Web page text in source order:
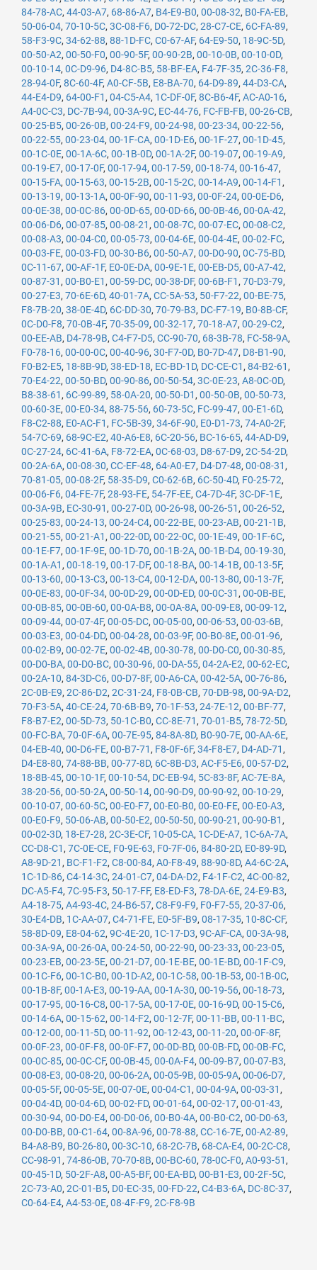
84-78-AC, 44-03-A7, 68-86-A7, B4-E9-B0, 00-08-32, B0-FA-EB,
50-06-04, 70-10-5C, 3C-08-F6, D0-72-DC, 28-C7-CE, 6C-FA-89,
58-F3-9C, 34-62-88, 88-1D-FC, C0-67-AF, 64-E9-50, 18-9C-5D,
00-50-A2, 00-50-F0, 00-90-5F, 00-90-2B, 00-10-0B, 00-10-0D,
00-10-14, 0C-D9-96, D4-8C-B5, 58-BF-EA, F4-7F-35, 2C-36-F8,
28-94-0F, 8C-60-4F, A0-CF-5B, E8-BA-70, 64-D9-89, 44-D3-CA,
44-E4-D9, 64-00-F1 , 04-C5-A4, 1C-DF-0F, 8C-B6-4F, AC-A0-16,
A4-0C-C3, DC-7B-94, 00-3A-9C, EC-44-76, FC-FB-FB, 00-26-CB,
00-25-B5, 00-26-0B, 00-24-F9, 00-24-98, 00-23-34, 00-22-56,
00-22-55, 00-23-04, 00-1F-CA, 00-1D-E6, 00-1F-27, 00-1D-45,
00-1C-0E, 00-1A-6C, 00-1B-0D, 00-1A-2F, 00-19-07, 00-19-A9,
00-19-E7, 00-17-0F, 00-17-94, 00-17-59, 00-18-74, 00-16-47,
00-15-FA, 00-15-63, 00-15-2B, 00-15-2C, 00-14-A9, 00-14-F1 ,
00-13-19, 00-13-1A, 00-0F-90, 00-11-93, 00-0F-24, 00-0E-D6,
00-0E-38, 00-0C-86, 00-0D-65, 00-0D-66, 00-0B-46, 00-0A-42,
00-06-D6, 00-07-85, 00-08-21 , 00-08-7C, 00-07-EC, 00-08-C2,
00-08-A3, 00-04-C0, 00-05-73, 00-04-6E, 00-04-4E, 00-02-FC,
00-03-FE, 00-03-FD, 00-30-B6, 00-50-A7, 00-D0-90, 0C-75-BD,
0C-11-67, 00-AF-1F, E0-0E-DA, 00-9E-1E, 00-EB-D5, 00-A7-42,
00-87-31 , 00-B0-E1 , 00-59-DC, 00-38-DF, 00-6B-F1 , 70-D3-79,
00-27-E3, 70-6E-6D, 40-01-7A, CC-5A-53, 50-F7-22, 00-BE-75,
F8-7B-20, 38-0E-4D, 6C-DD-30, 70-79-B3, DC-F7-19, B0-8B-CF,
0C-D0-F8, 70-0B-4F, 70-35-09, 00-32-17, 70-18-A7, 00-29-C2,
00-EE-AB, D4-78-9B, C4-F7-D5, CC-90-70, 68-3B-78, FC-58-9A,
F0-78-16, 00-00-0C, 00-40-96, 30-F7-0D, B0-7D-47, D8-B1-90,
F0-B2-E5, 18-8B-9D, 38-ED-18, EC-BD-1D, DC-CE-C1 , 84-B2-61 ,
70-E4-22, 00-50-BD, 00-90-86, 00-50-54, 3C-0E-23, A8-0C-0D,
B8-38-61 , 6C-99-89, 58-0A-20, 00-50-D1 , 00-50-0B, 00-50-73,
00-60-3E, 00-E0-34, 88-75-56, 60-73-5C, FC-99-47, 00-E1-6D,
F8-C2-88, E0-AC-F1 , FC-5B-39, 34-6F-90, E0-D1-73, 74-A0-2F,
54-7C-69, 68-9C-E2, 40-A6-E8, 6C-20-56, BC-16-65, 44-AD-D9,
0C-27-24, 6C-41-6A, F8-72-EA, 0C-68-03, D8-67-D9, 2C-54-2D,
00-2A-6A, 00-08-30, CC-EF-48, 64-A0-E7, D4-D7-48, 00-08-31 ,
70-81-05, 00-08-2F, 58-35-D9, C0-62-6B, 6C-50-4D, F0-25-72,
00-06-F6, 04-FE-7F, 28-93-FE, 54-7F-EE, C4-7D-4F, 3C-DF-1E,
00-3A-9B, EC-30-91 , 00-27-0D, 00-26-98, 00-26-51 , 00-26-52,
00-25-83, 00-24-13, 00-24-C4, 00-22-BE, 00-23-AB, 00-21-1B,
00-21-55, 00-21-A1 , 00-22-0D, 00-22-0C, 00-1E-49, 00-1F-6C,
00-1E-F7, 00-1F-9E, 00-1D-70, 00-1B-2A, 00-1B-D4, 00-19-30,
00-1A-A1 , 00-18-19, 00-17-DF, 00-18-BA, 00-14-1B, 00-13-5F,
00-13-60, 00-13-C3, 00-13-C4, 00-12-DA, 00-13-80, 00-13-7F,
00-0E-83, 00-0F-34, 00-0D-29, 00-0D-ED, 00-0C-31 , 00-0B-BE,
00-0B-85, 00-0B-60, 00-0A-B8, 00-0A-8A, 00-09-E8, 00-09-12,
00-09-44, 00-07-4F, 00-05-DC, 00-05-00, 00-06-53, 00-03-6B,
00-03-E3, 00-04-DD, 00-04-28, 00-03-9F, 00-B0-8E, 00-01-96,
00-02-B9, 00-02-7E, 00-02-4B, 00-30-78, 00-D0-C0, 00-30-85,
00-D0-BA, 00-D0-BC, 00-30-96, 00-DA-55, 04-2A-E2, 00-62-EC,
00-2A-10, 84-3D-C6, 00-D7-8F, 00-A6-CA, 00-42-5A, 00-76-86,
2C-0B-E9, 2C-86-D2, 2C-31-24, F8-0B-CB, 70-DB-98, 00-9A-D2,
70-F3-5A, 40-CE-24, 70-6B-B9, 70-1F-53, 24-7E-12, 00-BF-77,
F8-B7-E2, 00-5D-73, 50-1C-B0, CC-8E-71 , 70-01-B5, 78-72-5D,
00-FC-BA, 70-0F-6A, 00-7E-95, 84-8A-8D, B0-90-7E, 00-AA-6E,
04-EB-40, 00-D6-FE, 00-B7-71 , F8-0F-6F, 34-F8-E7, D4-AD-71 ,
D4-E8-80, 74-88-BB, 00-77-8D, 6C-8B-D3, AC-F5-E6, 00-57-D2,
18-8B-45, 00-10-1F, 00-10-54, DC-EB-94, 5C-83-8F, AC-7E-8A,
38-20-56, 00-50-2A, 00-50-14, 00-90-D9, 00-90-92, 00-10-29,
00-10-07, 00-60-5C, 00-E0-F7, 00-E0-B0, 00-E0-FE, 00-E0-A3,
00-E0-F9, 50-06-AB, 00-50-E2, 00-50-50, 00-90-21 , 00-90-B1 ,
00-02-3D, 18-E7-28, 2C-3E-CF, 10-05-CA, 1C-DE-A7, 1C-6A-7A,
CC-D8-C1 , 7C-0E-CE, F0-9E-63, F0-7F-06, 84-80-2D, E0-89-9D,
A8-9D-21 , BC-F1-F2, C8-00-84, A0-F8-49, 88-90-8D, A4-6C-2A,
1C-1D-86, C4-14-3C, 24-01-C7, 04-DA-D2, F4-1F-C2, 4C-00-82,
DC-A5-F4, 7C-95-F3, 50-17-FF, E8-ED-F3, 78-DA-6E, 24-E9-B3,
A4-18-75, A4-93-4C, 24-B6-57, C8-F9-F9, F0-F7-55, 20-37-06,
30-E4-DB, 1C-AA-07, C4-71-FE, E0-5F-B9, 08-17-35, 10-8C-CF,
58-8D-09, E8-04-62, 9C-4E-20, 1C-17-D3, 9C-AF-CA, 00-3A-98,
00-3A-9A, 00-26-0A, 00-24-50, 00-22-90, 00-23-33, 00-23-05,
00-23-EB, 00-23-5E, 00-21-D7, 00-1E-BE, 00-1E-BD, 00-1F-C9,
00-1C-F6, 00-1C-B0, 00-1D-A2, 00-1C-58, 00-1B-53, 00-1B-0C,
00-1B-8F, 00-1A-E3, 00-19-AA, 00-1A-30, 00-19-56, 00-18-73,
00-17-95, 00-16-C8, 00-17-5A, 00-17-0E, 00-16-9D, 00-15-C6,
00-14-6A, 00-15-62, 00-14-F2, 00-12-7F, 00-11-BB, 00-11-BC,
00-12-00, 00-11-5D, 00-11-92, 00-12-43, 00-11-20, 00-0F-8F,
00-0F-23, 00-0F-F8, 00-0F-F7, 00-0D-BD, 00-0B-FD, 00-0B-FC,
00-0C-85, 00-0C-CF, 00-0B-45, 00-0A-F4, 00-09-B7, 00-07-B3,
00-08-E3, 00-08-20, 00-06-2A, 00-05-9B, 00-05-9A, 00-06-D7,
00-05-5F, 00-05-5E, 00-07-0E, 00-04-C1 , 00-04-9A, 00-03-31 ,
00-04-4D, 00-04-6D, 00-02-FD, 00-01-64, 00-02-17, 00-01-43,
00-30-94, 00-D0-E4, 00-D0-06, 00-B0-4A, 00-B0-C2, 00-D0-63,
00-D0-BB, 00-C1-64, 00-8A-96, 00-78-88, CC-16-7E, 00-A2-89,
B4-A8-B9, B0-26-80, 00-3C-10, 68-2C-7B, 68-CA-E4, 00-2C-C8,
CC-98-91 , 74-86-0B, 70-70-8B, 00-BC-60, 78-0C-F0, A0-93-51 ,
00-45-1D, 50-2F-A8, 00-A5-BF, 00-EA-BD, 00-B1-E3, 00-2F-5C,
2C-73-A0, 2C-01-B5, D0-EC-35, 00-FD-22, C4-B3-6A, DC-8C-37,
C0-64-E4, A4-53-0E, 08-4F-F9, 2C-F8-9B